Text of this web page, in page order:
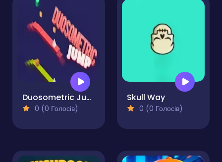
Duosometric Jump
0 (0 Голосів)
Skull Way
0 (0 Голосів)